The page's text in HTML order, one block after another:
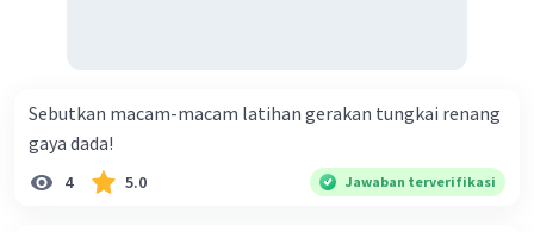
Beri Rating·5.0(1) Balas
Sebutkan macam-macam latihan gerakan tungkai renang
gaya dada!
4 5.0 Jawaban terverifikasi